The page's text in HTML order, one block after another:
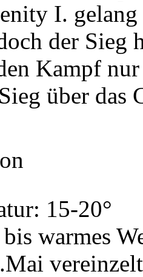
I.
der Sieg
Kampf
über das
15-20°
warmes